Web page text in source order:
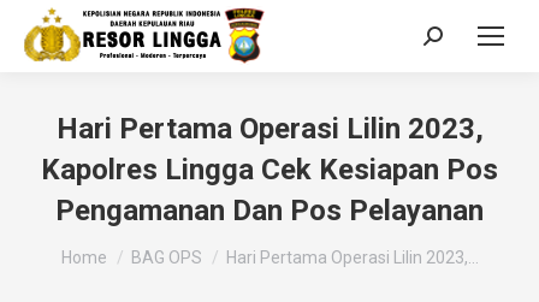
Search:
Hari Pertama Operasi Lilin 2023,
Kapolres Lingga Cek Kesiapan Pos
Pengamanan Dan Pos Pelayanan
You are here:
Home BAG OPS Hari Pertama Operasi Lilin 2023,…